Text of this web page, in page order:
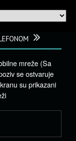
mreže (Sa
se ostvaruje
su prikazani